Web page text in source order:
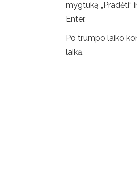
mygtuką „Pradėti“
Enter.
Po trumpo laiko
laiką.